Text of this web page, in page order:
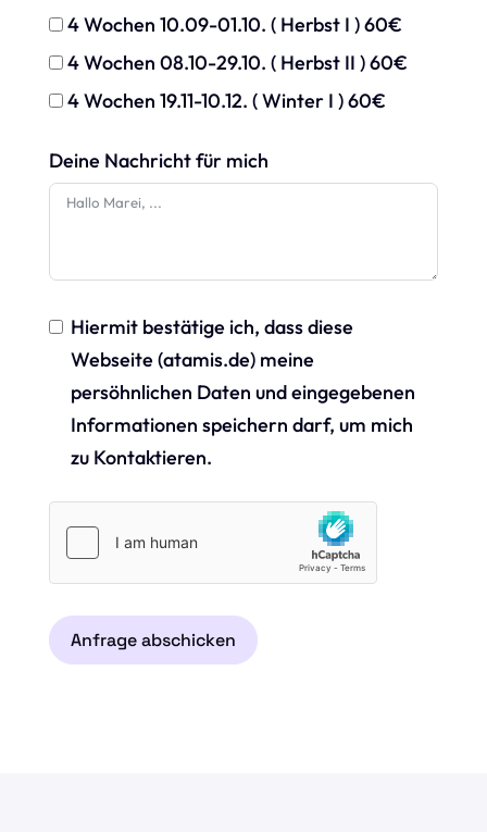
4 Wochen 10.09-01.10. ( Herbst I ) 60€
4 Wochen 08.10-29.10. ( Herbst II ) 60€
4 Wochen 19.11-10.12. ( Winter I ) 60€
Deine Nachricht für mich
Hiermit bestätige ich, dass diese
Webseite (atamis.de) meine
persöhnlichen Daten und eingegebenen
Informationen speichern darf, um mich
zu Kontaktieren.
Anfrage abschicken